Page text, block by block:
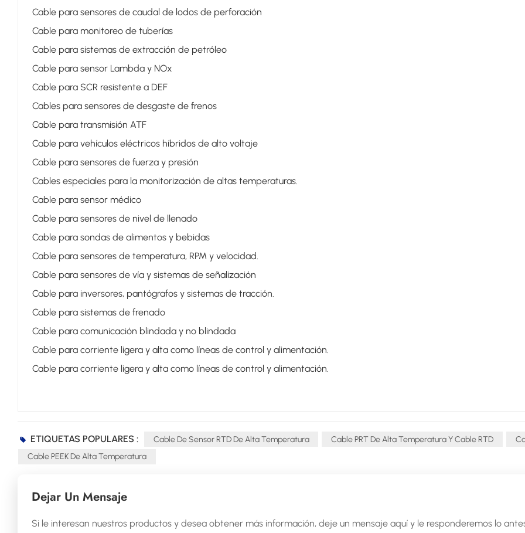
Cable para sensores de caudal de lodos de perforación
Cable para monitoreo de tuberías
Cable para sistemas de extracción de petróleo
Cable para sensor Lambda y NOx
Cable para SCR resistente a DEF
Cables para sensores de desgaste de frenos
Cable para transmisión ATF
Cable para vehículos eléctricos híbridos de alto voltaje
Cable para sensores de fuerza y ​​presión
Cables especiales para la monitorización de altas temperaturas.
Cable para sensor médico
Cable para sensores de nivel de llenado
Cable para sondas de alimentos y bebidas
Cable para sensores de temperatura, RPM y velocidad.
Cable para sensores de vía y sistemas de señalización
Cable para inversores, pantógrafos y sistemas de tracción.
Cable para sistemas de frenado
Cable para comunicación blindada y no blindada
Cable para corriente ligera y alta como líneas de control y alimentación.
Cable para corriente ligera y alta como líneas de control y alimentación.
ETIQUETAS POPULARES : Cable De Sensor RTD De Alta Temperatura Cable PRT De Alta Temperatura Y Cable RTD
Cable PEEK De Alta Temperatura
Dejar Un Mensaje
Si le interesan nuestros productos y desea obtener más información, deje un mensaje aquí y le responderemos lo